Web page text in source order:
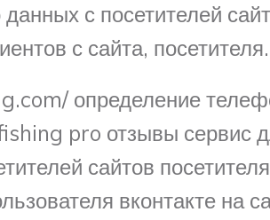
с посетителей
с сайта, посетителя.
определение
pro отзывы сервис
сайтов
вконтакте на